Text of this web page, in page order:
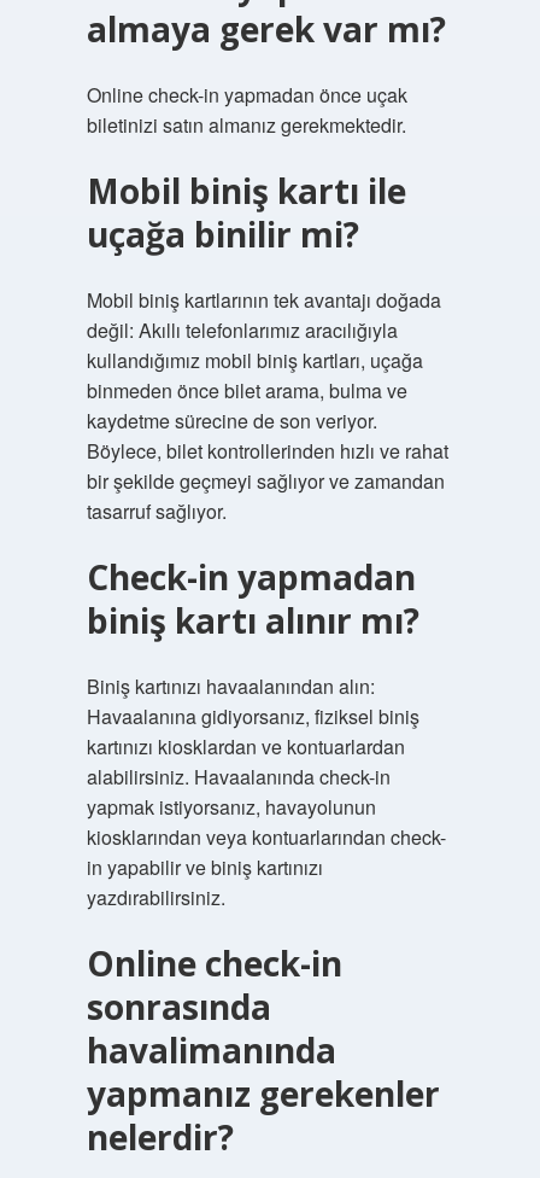
almaya gerek var mı?
Online check-in yapmadan önce uçak
biletinizi satın almanız gerekmektedir.
Mobil biniş kartı ile
uçağa binilir mi?
Mobil biniş kartlarının tek avantajı doğada
değil: Akıllı telefonlarımız aracılığıyla
kullandığımız mobil biniş kartları, uçağa
binmeden önce bilet arama, bulma ve
kaydetme sürecine de son veriyor.
Böylece, bilet kontrollerinden hızlı ve rahat
bir şekilde geçmeyi sağlıyor ve zamandan
tasarruf sağlıyor.
Check-in yapmadan
biniş kartı alınır mı?
Biniş kartınızı havaalanından alın:
Havaalanına gidiyorsanız, fiziksel biniş
kartınızı kiosklardan ve kontuarlardan
alabilirsiniz. Havaalanında check-in
yapmak istiyorsanız, havayolunun
kiosklarından veya kontuarlarından check-
in yapabilir ve biniş kartınızı
yazdırabilirsiniz.
Online check-in
sonrasında
havalimanında
yapmanız gerekenler
nelerdir?